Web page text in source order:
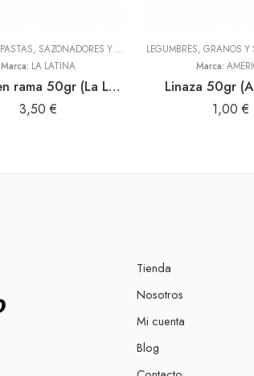
ADEREZOS, PASTAS, SAZONADORES Y CONDIMENTOS ,TODOS
Marca: LA LATINA
Canela en rama 50gr (La Latina)
3,50 €
LEGUMBRES, GRANOS Y
Marca:
Linaza 50gr
1,00 €
Tienda
Nosotros
Mi cuenta
Blog